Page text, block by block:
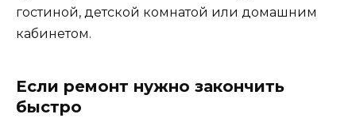
гостиной, детской комнатой или домашним
кабинетом.
Если ремонт нужно закончить
быстро